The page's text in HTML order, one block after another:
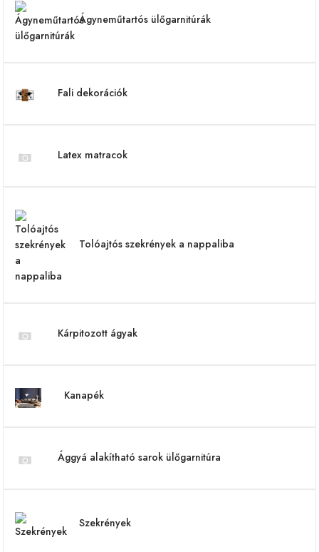
Ágyneműtartós ülőgarnitúrák
Fali dekorációk
Latex matracok
Tolóajtós szekrények a nappaliba
Kárpitozott ágyak
Kanapék
Ággyá alakítható sarok ülőgarnitúra
Szekrények